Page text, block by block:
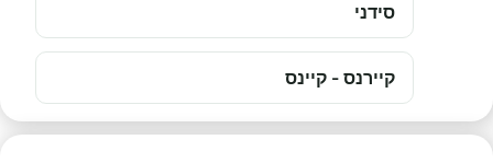
סידני
קיירנס - קיינס